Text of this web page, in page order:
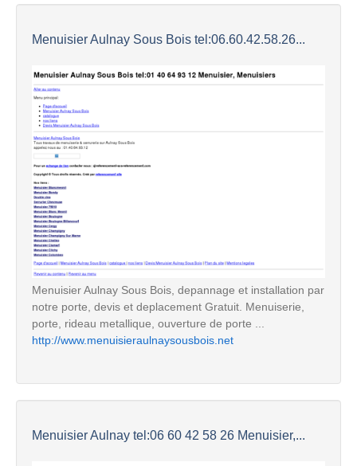
Menuisier Aulnay Sous Bois tel:06.60.42.58.26...
Menuisier Aulnay Sous Bois, depannage et installation par
notre porte, devis et deplacement Gratuit. Menuiserie,
porte, rideau metallique, ouverture de porte ...
http://www.menuisieraulnaysousbois.net
Menuisier Aulnay tel:06 60 42 58 26 Menuisier,...